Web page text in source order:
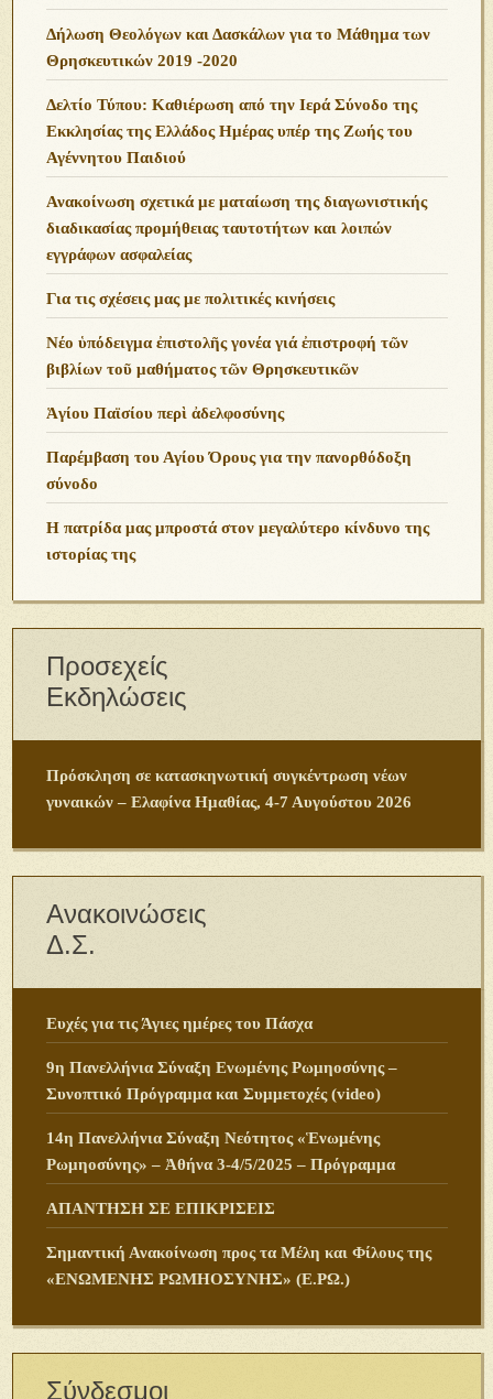
Δήλωση Θεολόγων και Δασκάλων για το Μάθημα των
Θρησκευτικών 2019 -2020
Δελτίο Τύπου: Καθιέρωση από την Ιερά Σύνοδο της
Εκκλησίας της Ελλάδος Ημέρας υπέρ της Ζωής του
Αγέννητου Παιδιού
Ανακοίνωση σχετικά με ματαίωση της διαγωνιστικής
διαδικασίας προμήθειας ταυτοτήτων και λοιπών
εγγράφων ασφαλείας
Για τις σχέσεις μας με πολιτικές κινήσεις
Νέο ὑπόδειγμα ἐπιστολῆς γονέα γιά ἐπιστροφή τῶν
βιβλίων τοῦ μαθήματος τῶν Θρησκευτικῶν
Ἁγίου Παϊσίου περὶ ἀδελφοσύνης
Παρέμβαση του Αγίου Όρους για την πανορθόδοξη
σύνοδο
Η πατρίδα μας μπροστά στον μεγαλύτερο κίνδυνο της
ιστορίας της
Προσεχείς
Εκδηλώσεις
Πρόσκληση σε κατασκηνωτική συγκέντρωση νέων
γυναικών – Ελαφίνα Ημαθίας, 4-7 Αυγούστου 2026
Ανακοινώσεις
Δ.Σ.
Ευχές για τις Άγιες ημέρες του Πάσχα
9η Πανελλήνια Σύναξη Ενωμένης Ρωμηοσύνης –
Συνοπτικό Πρόγραμμα και Συμμετοχές (video)
14η Πανελλήνια Σύναξη Νεότητος «Ἑνωμένης
Ρωμηοσύνης» – Ἀθήνα 3-4/5/2025 – Πρόγραμμα
ΑΠΑΝΤΗΣΗ ΣΕ ΕΠΙΚΡΙΣΕΙΣ
Σημαντική Ανακοίνωση προς τα Μέλη και Φίλους της
«ΕΝΩΜΕΝΗΣ ΡΩΜΗΟΣΥΝΗΣ» (Ε.ΡΩ.)
Σύνδεσμοι